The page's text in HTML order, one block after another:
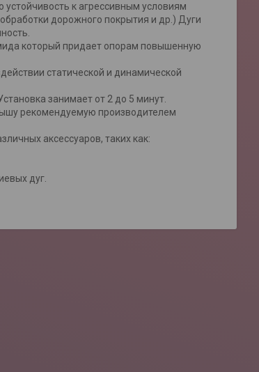
к агрессивным условиям
дорожного покрытия и др.) Дуги
который придает опорам повышенную
статической и динамической
занимает от 2 до 5 минут.
рекомендуемую производителем
аксессуаров, таких как:
дуг.